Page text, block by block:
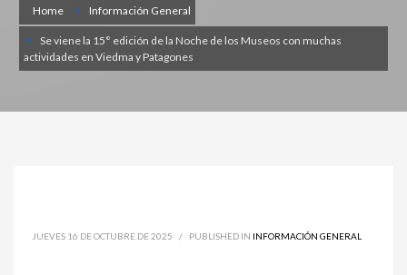
Home Información General
Se viene la 15° edición de la Noche de los Museos con muchas
actividades en Viedma y Patagones
JUEVES 16 DE OCTUBRE DE 2025 / PUBLISHED IN INFORMACIÓN GENERAL